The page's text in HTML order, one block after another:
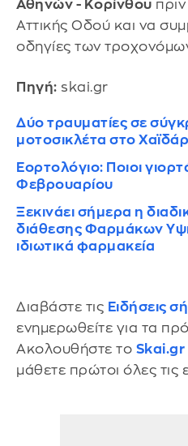
Αθηνών - Κορίνθου
Αττικής Οδού και να
οδηγίες των
Πηγή: skai.gr
Δύο τραυματίες σε
μοτοσικλέτα στο
Εορτολόγιο: Ποιοι
Φεβρουαρίου
Ξεκινάει σήμερα η
διάθεσης Φαρμάκων
ιδιωτικά φαρμακεία
Διαβάστε τις Ειδήσεις
ενημερωθείτε για τα
Ακολουθήστε το Skai.gr
μάθετε πρώτοι όλες τις